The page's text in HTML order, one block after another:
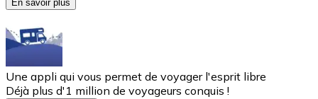
En savoir plus
Une appli qui vous permet de voyager l'esprit libre
Déjà plus d'1 million de voyageurs conquis !